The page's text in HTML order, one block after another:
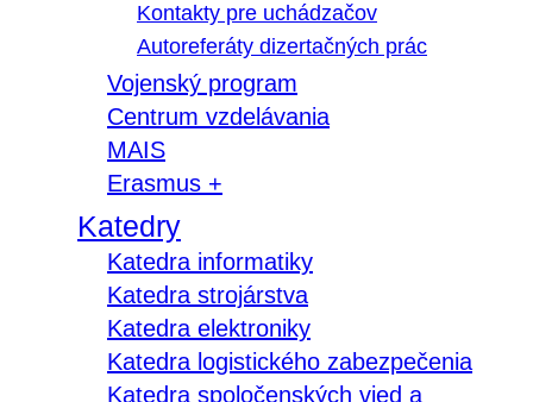
Kontakty pre uchádzačov
Autoreferáty dizertačných prác
Vojenský program
Centrum vzdelávania
MAIS
Erasmus +
Katedry
Katedra informatiky
Katedra strojárstva
Katedra elektroniky
Katedra logistického zabezpečenia
Katedra spoločenských vied a